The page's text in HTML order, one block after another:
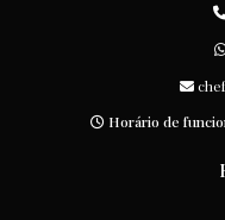
Horário de